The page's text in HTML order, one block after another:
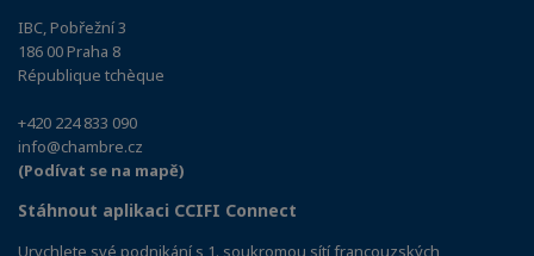
IBC, Pobřežní 3
186 00 Praha 8
République tchèque
+420 224 833 090
info@chambre.cz
(Podívat se na mapě)
Stáhnout aplikaci CCIFI Connect
Urychlete své podnikání s 1. soukromou sítí francouzských